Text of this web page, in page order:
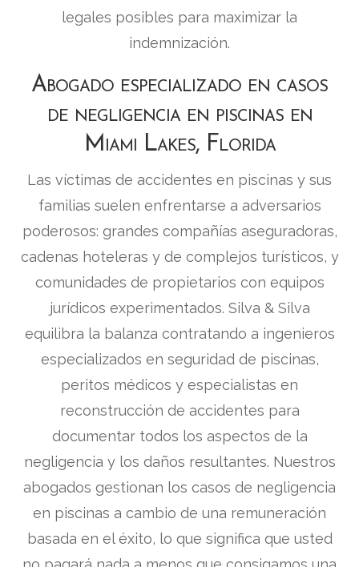
legales posibles para maximizar la
indemnización.
Abogado especializado en casos
de negligencia en piscinas en
Miami Lakes, Florida
Las víctimas de accidentes en piscinas y sus
familias suelen enfrentarse a adversarios
poderosos: grandes compañías aseguradoras,
cadenas hoteleras y de complejos turísticos, y
comunidades de propietarios con equipos
jurídicos experimentados. Silva & Silva
equilibra la balanza contratando a ingenieros
especializados en seguridad de piscinas,
peritos médicos y especialistas en
reconstrucción de accidentes para
documentar todos los aspectos de la
negligencia y los daños resultantes. Nuestros
abogados gestionan los casos de negligencia
en piscinas a cambio de una remuneración
basada en el éxito, lo que significa que usted